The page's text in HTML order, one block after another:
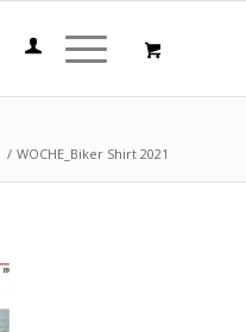
/ WOCHE_Biker Shirt 2021